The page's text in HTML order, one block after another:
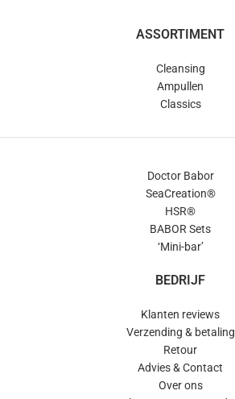
ASSORTIMENT
Cleansing
Ampullen
Classics
Doctor Babor
SeaCreation®
HSR®
BABOR Sets
‘Mini-bar’
BEDRIJF
Klanten reviews
Verzending & betaling
Retour
Advies & Contact
Over ons